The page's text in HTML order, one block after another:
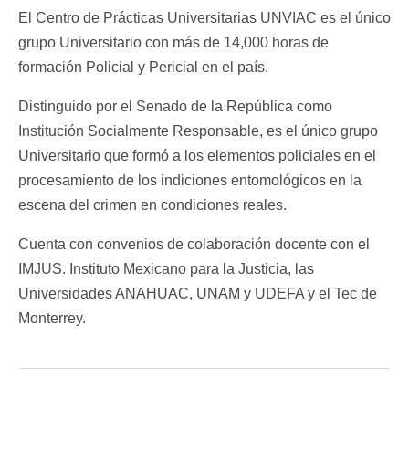
El Centro de Prácticas Universitarias UNVIAC es el único
grupo Universitario con más de 14,000 horas de
formación Policial y Pericial en el país.
Distinguido por el Senado de la República como
Institución Socialmente Responsable, es el único grupo
Universitario que formó a los elementos policiales en el
procesamiento de los indiciones entomológicos en la
escena del crimen en condiciones reales.
Cuenta con convenios de colaboración docente con el
IMJUS. Instituto Mexicano para la Justicia, las
Universidades ANAHUAC, UNAM y UDEFA y el Tec de
Monterrey.